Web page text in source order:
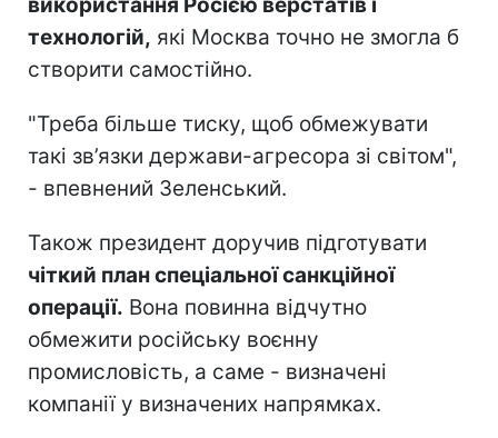
технологій, які Москва точно не змогла б
створити самостійно.
"Треба більше тиску, щоб обмежувати
такі зв’язки держави-агресора зі світом",
- впевнений Зеленський.
Також президент доручив підготувати
чіткий план спеціальної санкційної
операції. Вона повинна відчутно
обмежити російську воєнну
промисловість, а саме - визначені
компанії у визначених напрямках.